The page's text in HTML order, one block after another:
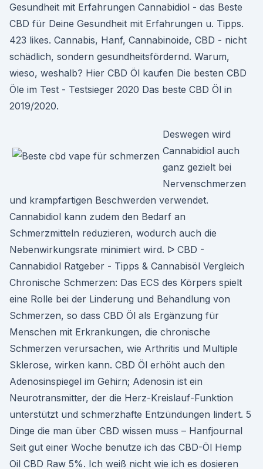
Gesundheit mit Erfahrungen Cannabidiol - das Beste
CBD für Deine Gesundheit mit Erfahrungen u. Tipps.
423 likes. Cannabis, Hanf, Cannabinoide, CBD - nicht
schädlich, sondern gesundheitsfördernd. Warum,
wieso, weshalb? Hier CBD Öl kaufen Die besten CBD
Öle im Test - Testsieger 2020 Das beste CBD Öl in
2019/2020.
Deswegen wird
Cannabidiol auch
ganz gezielt bei
Nervenschmerzen
und krampfartigen Beschwerden verwendet.
Cannabidiol kann zudem den Bedarf an
Schmerzmitteln reduzieren, wodurch auch die
Nebenwirkungsrate minimiert wird. ᐅ CBD -
Cannabidiol Ratgeber - Tipps & Cannabisöl Vergleich
Chronische Schmerzen: Das ECS des Körpers spielt
eine Rolle bei der Linderung und Behandlung von
Schmerzen, so dass CBD Öl als Ergänzung für
Menschen mit Erkrankungen, die chronische
Schmerzen verursachen, wie Arthritis und Multiple
Sklerose, wirken kann. CBD Öl erhöht auch den
Adenosinspiegel im Gehirn; Adenosin ist ein
Neurotransmitter, der die Herz-Kreislauf-Funktion
unterstützt und schmerzhafte Entzündungen lindert. 5
Dinge die man über CBD wissen muss – Hanfjournal
Seit gut einer Woche benutze ich das CBD-Öl Hemp
Oil CBD Raw 5%. Ich weiß nicht wie ich es dosieren